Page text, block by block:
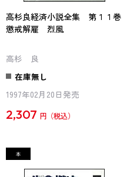
高杉良経済小説全集 第１１巻
懲戒解雇 烈風
高杉 良
在庫無し
1997年02月20日発売
2,307 円